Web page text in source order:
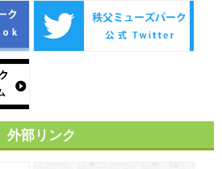
外部リンク